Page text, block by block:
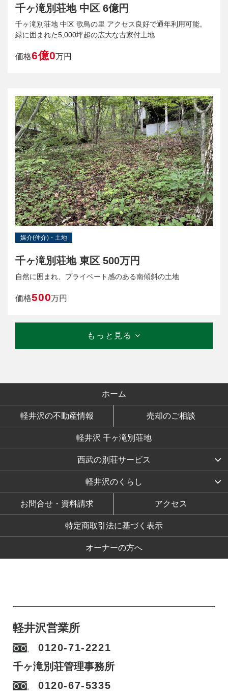
千ヶ滝別荘地 中区 6億円
千ヶ滝別荘地 中区 歌鳥の里 アクセス良好で通年利用可能。
緑に囲まれた5,000坪超の広大な古家付土地
価格6億0万円
媒介(仲介)・土地
千ヶ滝別荘地 東区 500万円
自然に囲まれ、プライベート感のある南傾斜の土地
価格500万円
もっと見る
ホーム
軽井沢の不動産情報 売却のご相談
軽井沢 千ヶ滝別荘地
西武の別荘サービス
軽井沢のくらし
お問合せ・資料請求 アクセス
特定商取引法に基づく表示
オーナーの方へ
軽井沢営業所
0120-71-2221
千ヶ滝別荘管理事務所
0120-67-5335